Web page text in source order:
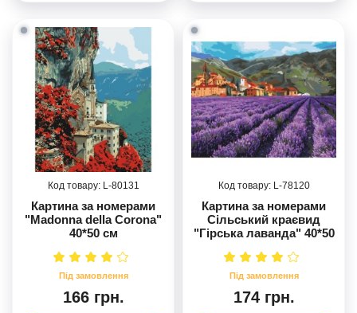
80131
Картина за номерами
"Madonna della Corona"
40*50 см
166 грн.
78120
Картина за номерами
Сільський краєвид
"Гірська лаванда" 40*50
174 грн.